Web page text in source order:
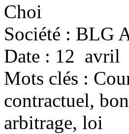
Choi
Société : BLG
Date : 12 avril
Mots clés :
contractuel,
arbitrage, loi